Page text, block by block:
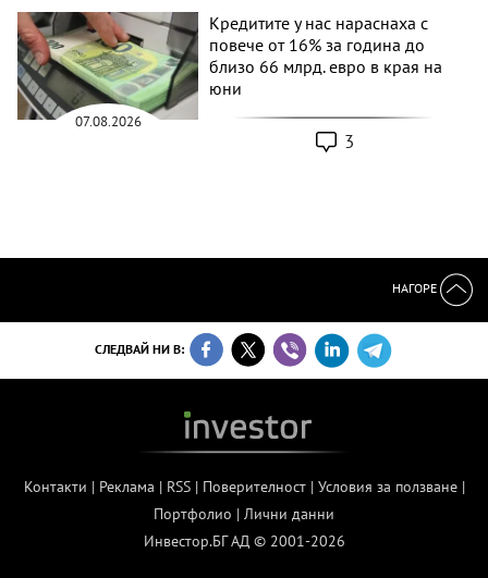
07.08.2026
Кредитите у нас нараснаха с
повече от 16% за година до
близо 66 млрд. евро в края на
юни
3
НАГОРЕ
СЛЕДВАЙ НИ В:
Контакти | Реклама | RSS| Поверителност| Условия за ползване|
Портфолио | Лични данни
Инвестор.БГ АД © 2001-2026